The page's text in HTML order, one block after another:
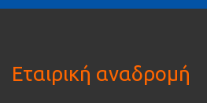
Εταιρική αναδρομή